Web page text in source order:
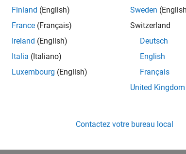
Finland (English)
France (Français)
Ireland (English)
Italia (Italiano)
Luxembourg (English)
Sweden
Switzerland
Deutsch
English
Français
United Kingdom
Contactez votre bureau local